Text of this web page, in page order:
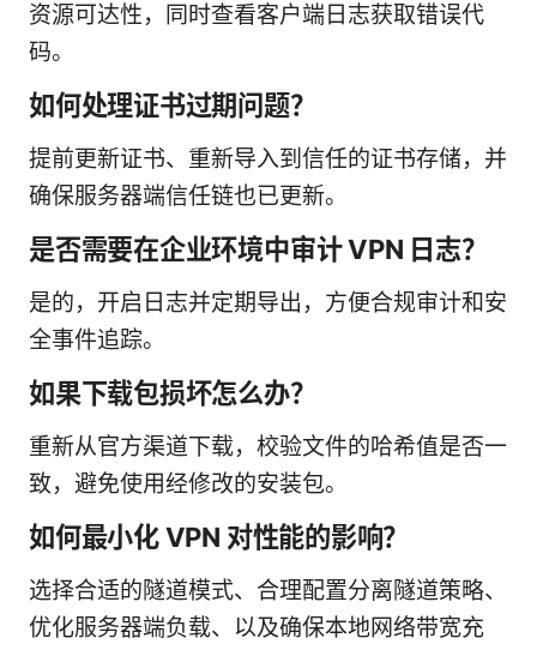
资源可达性，同时查看客户端日志获取错误代
码。
如何处理证书过期问题？
提前更新证书、重新导入到信任的证书存储，并
确保服务器端信任链也已更新。
是否需要在企业环境中审计 VPN 日志？
是的，开启日志并定期导出，方便合规审计和安
全事件追踪。
如果下载包损坏怎么办？
重新从官方渠道下载，校验文件的哈希值是否一
致，避免使用经修改的安装包。
如何最小化 VPN 对性能的影响？
选择合适的隧道模式、合理配置分离隧道策略、
优化服务器端负载、以及确保本地网络带宽充